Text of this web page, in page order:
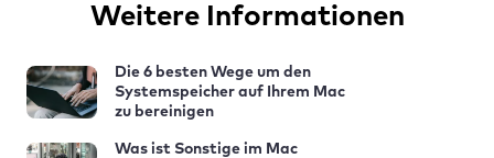
Weitere Informationen
Die 6 besten Wege um den
Systemspeicher auf Ihrem Mac
zu bereinigen
Was ist Sonstige im Mac